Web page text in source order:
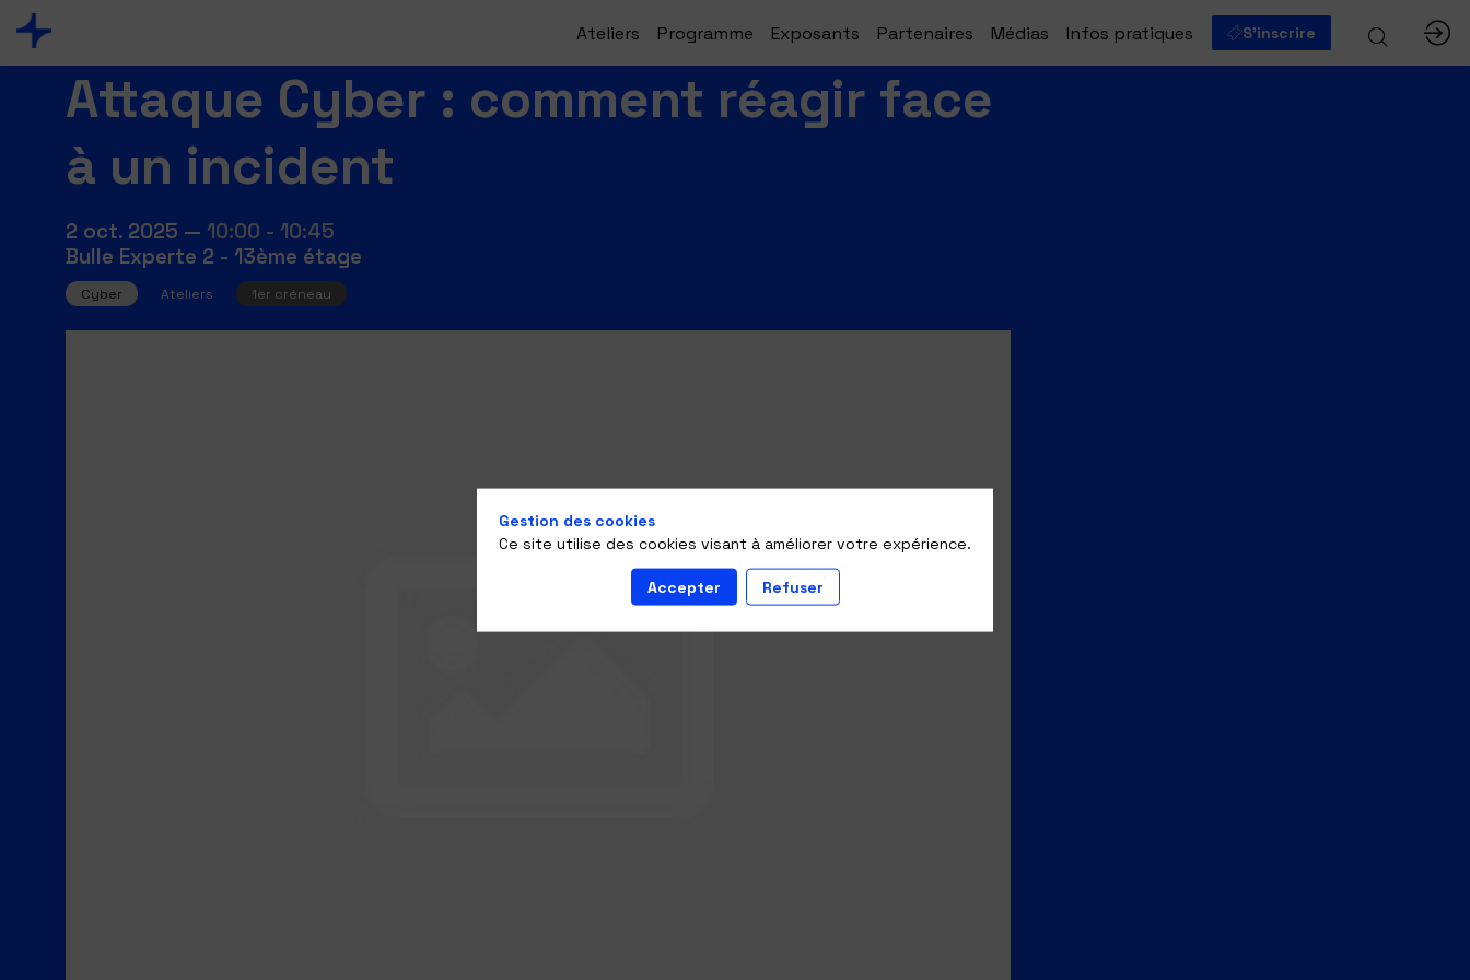
Ateliers Programme Exposants Partenaires Médias Infos pratiques S'inscrire
Attaque Cyber : comment réagir face
à un incident
2 oct. 2025 — 10:00 - 10:45
Bulle Experte 2 - 13ème étage
Cyber Ateliers 1er créneau
Gestion des cookies
Ce site utilise des cookies visant à améliorer votre expérience.
Accepter Refuser